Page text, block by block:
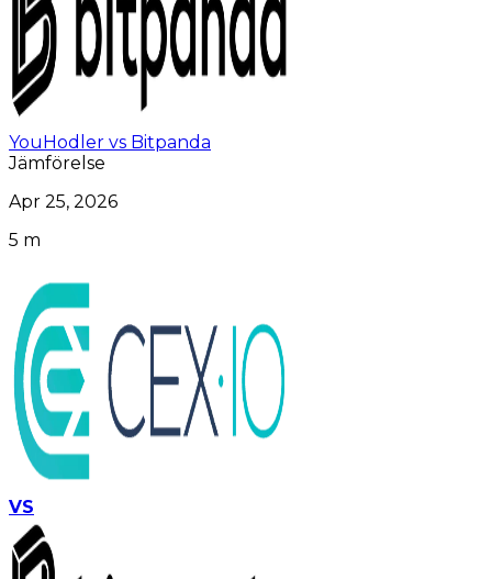
YouHodler vs Bitpanda
Jämförelse
Apr 25, 2026
5 m
VS